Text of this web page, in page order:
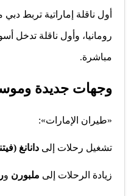
أول ناقلة إماراتية تربط
رومانيا، وأول ناقلة تدخل
مباشرة.
وجهات جديدة
«طيران الإمارات»:
تشغيل رحلات إلى دانانغ
زيادة الرحلات إلى ملبورن و